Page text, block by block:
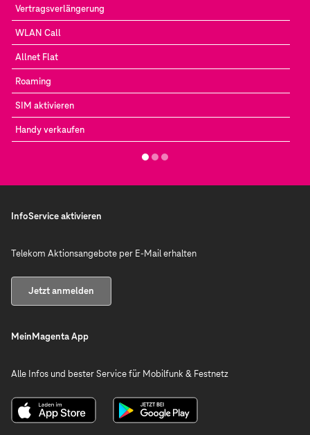
Vertragsverlängerung
WLAN Call
Allnet Flat
Roaming
SIM aktivieren
Handy verkaufen
InfoService aktivieren
Telekom Aktionsangebote per E-Mail erhalten
Jetzt anmelden
MeinMagenta App
Alle Infos und bester Service für Mobilfunk & Festnetz